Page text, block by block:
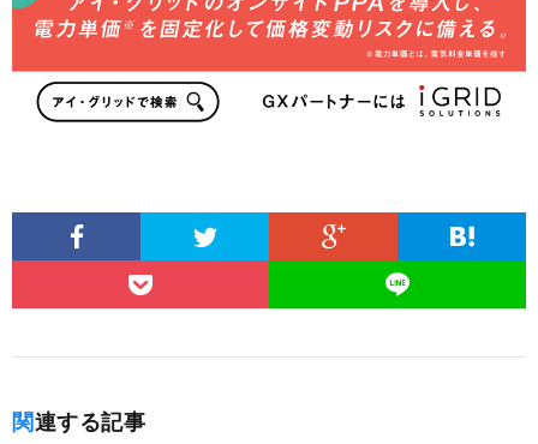
関連する記事